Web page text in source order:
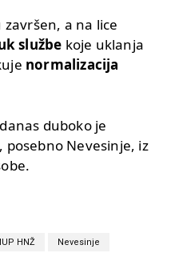
a na lice
službe koje uklanja
normalizacija
duboko je
Nevesinje, iz
HNŽ Nevesinje